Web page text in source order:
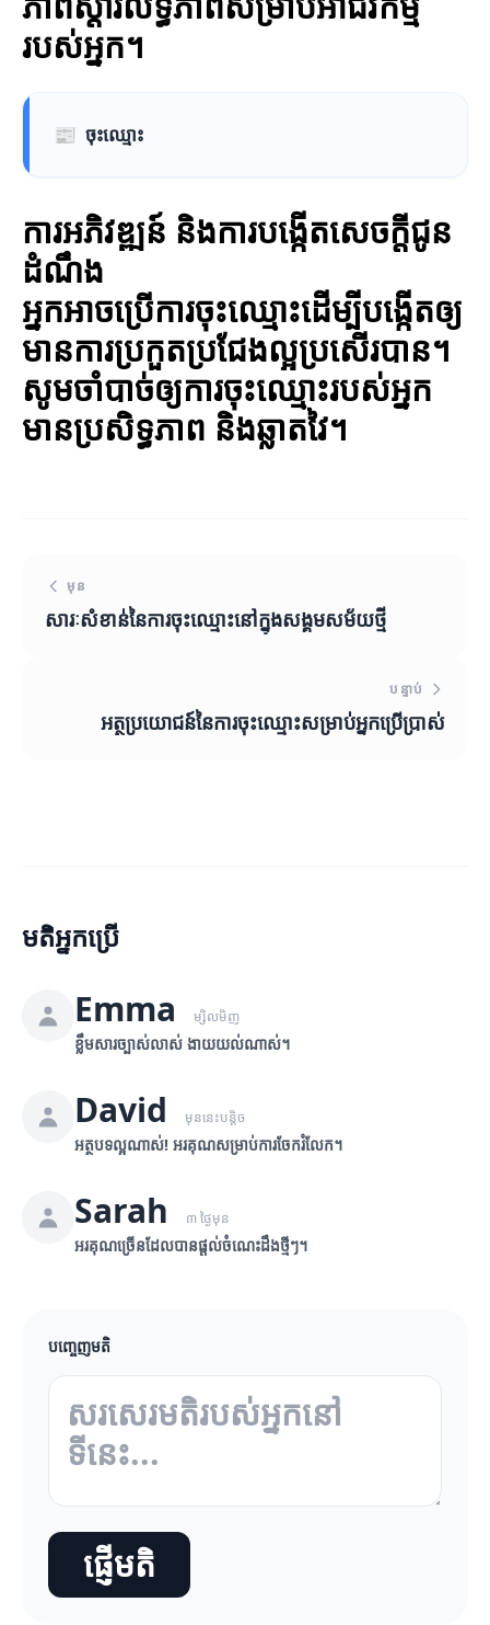
របស់អ្នក។
📰 ចុះឈ្មោះ
ការអភិវឌ្ឍន៍ និងការបង្កើតសេចក្ដីជូន
ដំណឹង
អ្នកអាចប្រើការចុះឈ្មោះដើម្បីបង្កើតឲ្យ
មានការប្រកួតប្រជែងល្អប្រសើរបាន។
សូមចាំបាច់ឲ្យការចុះឈ្មោះរបស់អ្នក
មានប្រសិទ្ធភាព និងឆ្លាតវៃ។
មុន
សារៈសំខាន់នៃការចុះឈ្មោះនៅក្នុងសង្គមសម័យថ្មី
បន្ទាប់
អត្ថប្រយោជន៍នៃការចុះឈ្មោះសម្រាប់អ្នកប្រើប្រាស់
មតិអ្នកប្រើ
Emma ម្សិលមិញ
ខ្លឹមសារច្បាស់លាស់ ងាយយល់ណាស់។
David មុននេះបន្តិច
អត្ថបទល្អណាស់! អរគុណសម្រាប់ការចែករំលែក។
Sarah ៣ ថ្ងៃមុន
អរគុណច្រើនដែលបានផ្តល់ចំណេះដឹងថ្មីៗ។
បញ្ចេញមតិ
ផ្ញើមតិ